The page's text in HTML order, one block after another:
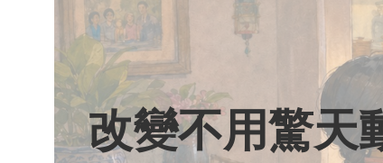
改變不用驚天